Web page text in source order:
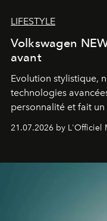
LIFESTYLE
Volkswagen
avant
Evolution stylistique,
technologies
personnalité et fait
constructeur
fétiche pour le
21.07.2026 by L'Officiel